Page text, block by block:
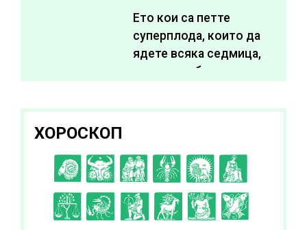
Ето кои са петте
суперплода, които да
ядете всяка седмица,
за да подобрите
ХОРОСКОП
C D EFGH
I J K L A B